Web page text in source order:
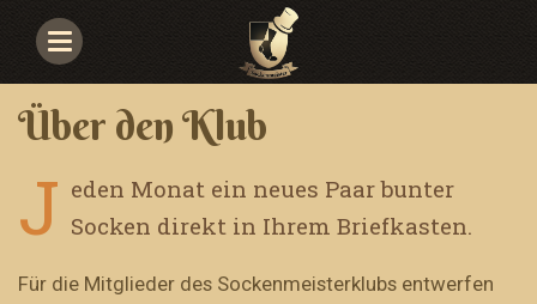
Navigace
Über den Klub
J eden Monat ein neues Paar bunter
Socken direkt in Ihrem Briefkasten.
Für die Mitglieder des Sockenmeisterklubs entwerfen